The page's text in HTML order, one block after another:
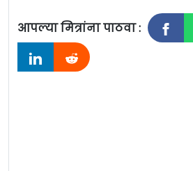
आपल्या मित्रांना पाठवा :